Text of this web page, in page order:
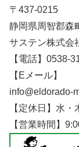
〒437-0215
静岡県周智郡森
サステン株式会
【電話】0538-
【Eメール】
info@eldorado-
【定休日】水・
【営業時間】